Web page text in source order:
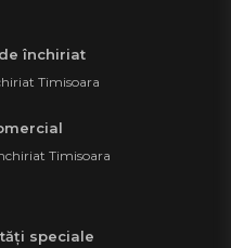
închiriat
Timisoara
Timisoara
speciale